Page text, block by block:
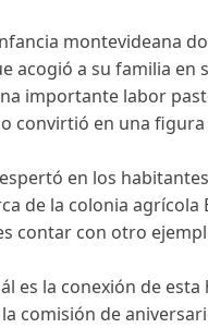
montevideana
acogió a su familia en
importante labor
convirtió en una
en los
de la colonia
contar con otro
es la conexión de
la comisión de